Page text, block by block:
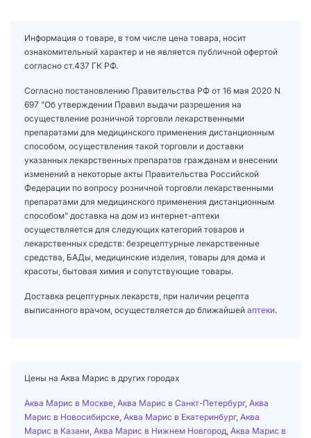
Информация о товаре, в том числе цена товара, носит
ознакомительный характер и не является публичной офертой
согласно ст.437 ГК РФ.
Согласно постановлению Правительства РФ от 16 мая 2020 N
697 "Об утверждении Правил выдачи разрешения на
осуществление розничной торговли лекарственными
препаратами для медицинского применения дистанционным
способом, осуществления такой торговли и доставки
указанных лекарственных препаратов гражданам и внесении
изменений в некоторые акты Правительства Российской
Федерации по вопросу розничной торговли лекарственными
препаратами для медицинского применения дистанционным
способом" доставка на дом из интернет-аптеки
осуществляется для следующих категорий товаров и
лекарственных средств: безрецептурные лекарственные
средства, БАДы, медицинские изделия, товары для дома и
красоты, бытовая химия и сопутствующие товары.
Доставка рецептурных лекарств, при наличии рецепта
выписанного врачом, осуществляется до ближайшей аптеки.
Цены на Аква Марис в других городах
Аква Марис в Москве Аква Марис в Санкт-Петербург, Аква
Марис в Новосибирске Аква Марис в Екатеринбург, Аква
Марис в Казани Аква Марис в Нижнем Новгород Аква Марис в